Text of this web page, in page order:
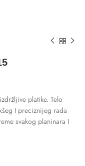
platike. Telo
I preciznijeg rada
svakog planinara I